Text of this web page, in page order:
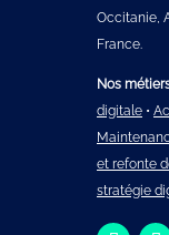
Occitanie,
France.
Nos
digitale •
et refonte
stratégie